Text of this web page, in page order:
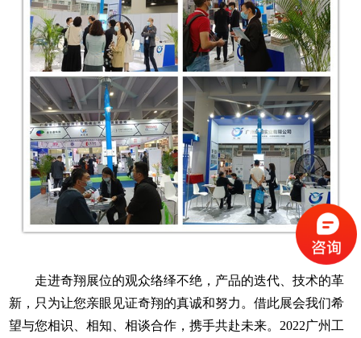
走进奇翔展位的观众络绎不绝 ， 产品的迭代、技术的革
新，只为让您亲眼见证奇翔的真诚和努力。借此展会我们希
望与您相识、相知、相谈合作，携手共赴未来。 2022广州 工